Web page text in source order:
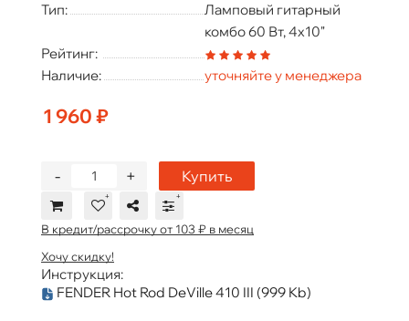
Тип:
Ламповый гитарный
комбо 60 Вт, 4х10"
Рейтинг:
Наличие:
уточняйте у менеджера
1 960 ₽
+
- Купить
В кредит/рассрочку от 103 ₽ в месяц
Хочу скидку!
Инструкция:
FENDER Hot Rod DeVille 410 III (999 Kb)